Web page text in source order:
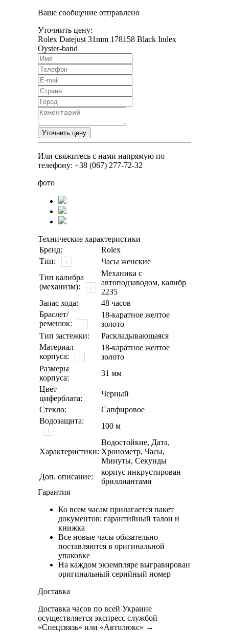
Ваше сообщение отправлено
Уточнить цену:
Rolex Datejust 31mm 178158 Black Index
Oyster-band
Или свяжитесь с нами напрямую по
телефону: +38 (067) 277-72-32
фото
Технические характеристики
Бренд:
Rolex
Тип:
i
Часы женские
Тип калибра
(механизм):
i
Механика с
автоподзаводом, калибр
2235
Запас хода:
48 часов
Браслет/
ремешок:
i
18-каратное желтое
золото
Тип застежки:
Раскладывающаяся
Материал
корпуса:
i
18-каратное желтое
золото
Размеры
корпуса:
31 мм
Цвет
циферблата:
Черный
Стекло:
Сапфировое
Водозащита:
i
100 м
Характеристики:
Водостойкие, Дата,
Хронометр, Часы,
Минуты, Секунды
Доп. описание:
корпус инкрустирован
бриллиантами
Гарантия
Ко всем часам прилагается пакет
документов: гарантийный талон и
книжка
Все новые часы обязательно
поставляются в оригинальной
упаковке
На каждом экземпляре выгравирован
оригинальный серийный номер
Доставка
Доставка часов по всей Украине
осуществляется экспресс службой
«Спецсвязь» или «Автолюкс» →